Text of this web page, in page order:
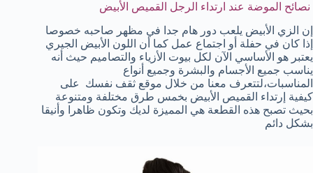
نصائح الموضة عند ارتداء الرجل القميص الأبيض
إن الزي الأبيض يلعب دور هام جدا في مظهر صاحبه خصوصا
إذا كان في حفلة أو اجتماع عمل كما أن اللون الأبيض الجيري
يعتبر هو الأساسي الآن لكل بيوت الأزياء والتصاميم حيث أنه
يناسب جميع الأجسام والبشرة وجميع أنواع
المناسبات،لتتعرف معنا من خلال موقع ثقف نفسك على
كيفية إرتداء القميص الأبيض بخمس طرق مختلفة ومتنوعة
بحيث تصبح هذه القطعة هي المميزة لديك وتكون ظاهرا وأنيقا
بشكل دائم